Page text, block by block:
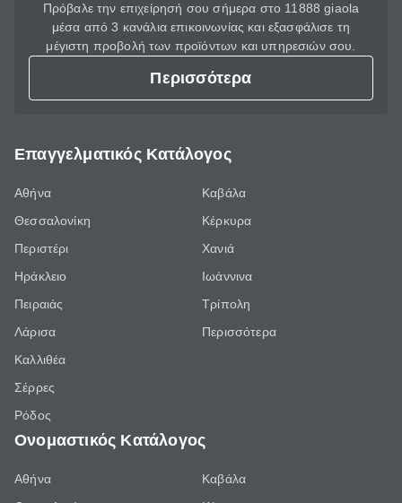
Πρόβαλε την επιχείρησή σου σήμερα στο 11888 giaola
μέσα από 3 κανάλια επικοινωνίας και εξασφάλισε τη
μέγιστη προβολή των προϊόντων και υπηρεσιών σου.
Περισσότερα
Επαγγελματικός Κατάλογος
Αθήνα
Θεσσαλονίκη
Περιστέρι
Ηράκλειο
Πειραιάς
Λάρισα
Καλλιθέα
Σέρρες
Ρόδος
Καβάλα
Κέρκυρα
Χανιά
Ιωάννινα
Τρίπολη
Περισσότερα
Ονομαστικός Κατάλογος
Αθήνα
Καβάλα